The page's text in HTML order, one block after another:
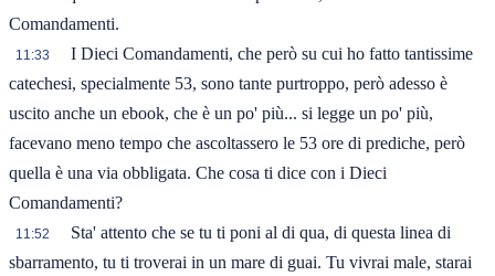
Comandamenti.
11:33
I Dieci Comandamenti, che però su cui ho fatto tantissime
catechesi, specialmente 53, sono tante purtroppo, però adesso è
uscito anche un ebook, che è un po' più... si legge un po' più,
facevano meno tempo che ascoltassero le 53 ore di prediche, però
quella è una via obbligata. Che cosa ti dice con i Dieci
Comandamenti?
11:52
Sta' attento che se tu ti poni al di qua, di questa linea di
sbarramento, tu ti troverai in un mare di guai. Tu vivrai male, starai